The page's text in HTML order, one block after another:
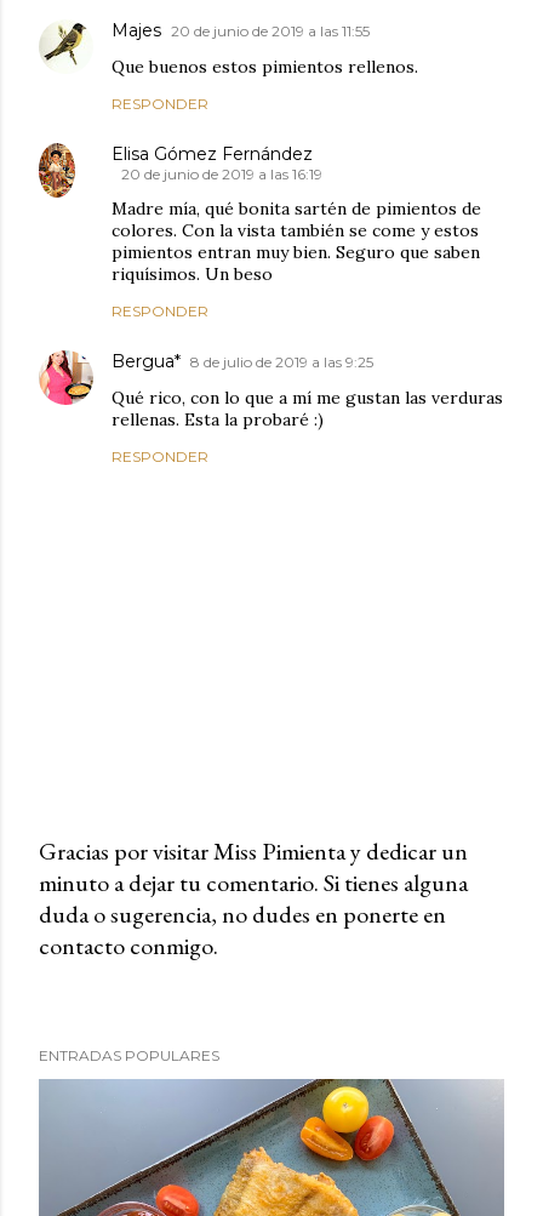
Majes 20 de junio de 2019 a las 11:55
Que buenos estos pimientos rellenos.
RESPONDER
Elisa Gómez Fernández
20 de junio de 2019 a las 16:19
Madre mía, qué bonita sartén de pimientos de
colores. Con la vista también se come y estos
pimientos entran muy bien. Seguro que saben
riquísimos. Un beso
RESPONDER
Bergua* 8 de julio de 2019 a las 9:25
Qué rico, con lo que a mí me gustan las verduras
rellenas. Esta la probaré :)
RESPONDER
P
u
b
a
Gracias por visitar Miss Pimienta y dedicar un
minuto a dejar tu comentario. Si tienes alguna
duda o sugerencia, no dudes en ponerte en
contacto conmigo.
ENTRADAS POPULARES